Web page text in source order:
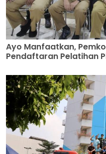
Ayo Manfaatkan,
Pendaftaran Pelatihan